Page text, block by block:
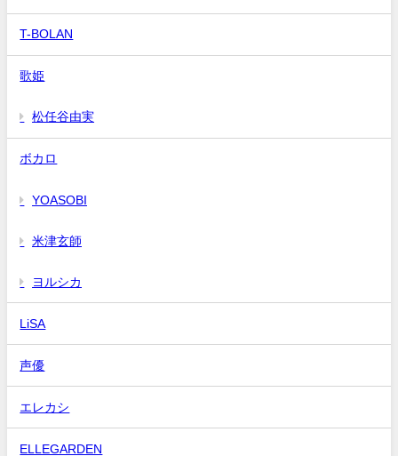
T-BOLAN
歌姫
松任谷由実
ボカロ
YOASOBI
米津玄師
ヨルシカ
LiSA
声優
エレカシ
ELLEGARDEN